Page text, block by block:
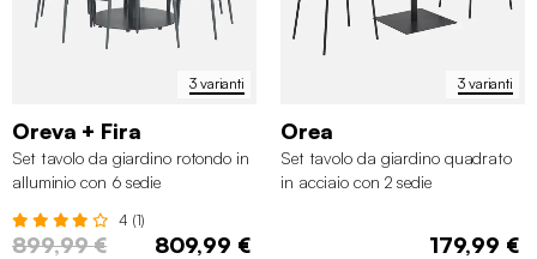
3 varianti
Oreva + Fira
Set tavolo da giardino rotondo in
alluminio con 6 sedie
4 (1)
899,99 € 809,99 €
3 varianti
Orea
Set tavolo da giardino quadrato
in acciaio con 2 sedie
179,99 €